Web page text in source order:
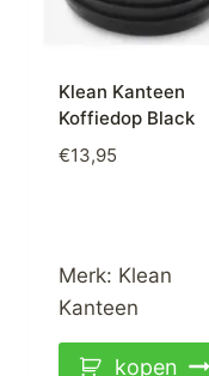
Klean Kanteen
Koffiedop Black
€13,95
Merk: Klean
Kanteen
kopen